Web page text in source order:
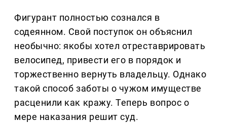
Фигурант полностью сознался в
содеянном. Свой поступок он объяснил
необычно: якобы хотел отреставрировать
велосипед, привести его в порядок и
торжественно вернуть владельцу. Однако
такой способ заботы о чужом имуществе
расценили как кражу. Теперь вопрос о
мере наказания решит суд.